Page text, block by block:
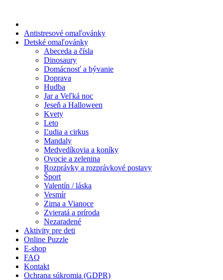
Kvety
Ľudia a cirkus
Medvedíkovia a koníky
Ovocie a zelenina
Rozprávky a rozprávkové postavy
Valentín / láska
Zvieratá a príroda
Nezaradené
Antistresové omaľovánky
Detské omaľovánky
Abeceda a čísla
Dinosaury
Domácnosť a bývanie
Doprava
Hudba
Jar a Veľká noc
Jeseň a Halloween
Kvety
Leto
Ľudia a cirkus
Mandaly
Medvedíkovia a koníky
Ovocie a zelenina
Rozprávky a rozprávkové postavy
Šport
Valentín / láska
Vesmír
Zima a Vianoce
Zvieratá a príroda
Nezaradené
Aktivity pre deti
Online Puzzle
E-shop
FAQ
Kontakt
Ochrana súkromia (GDPR)